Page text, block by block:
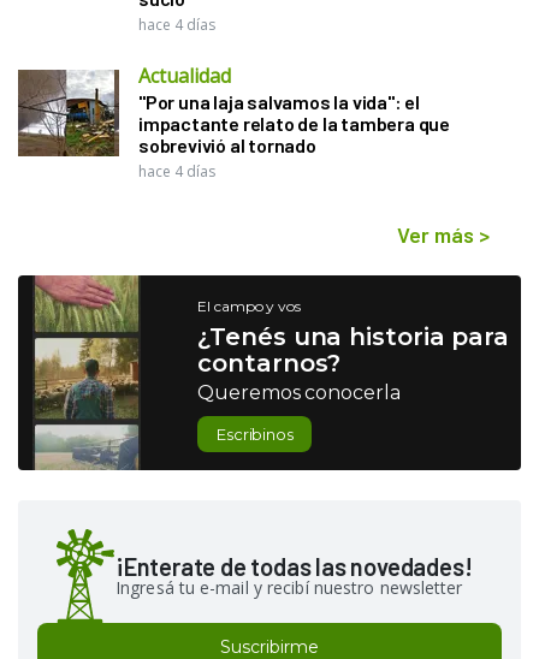
hace 4 días
Actualidad
"Por una laja salvamos la vida": el
impactante relato de la tambera que
sobrevivió al tornado
hace 4 días
Ver más >
El campo y vos
¿Tenés una historia para
contarnos?
Queremos conocerla
Escribinos
¡Enterate de todas las novedades!
Ingresá tu e-mail y recibí nuestro newsletter
Suscribirme